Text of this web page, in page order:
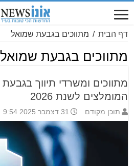
דף הבית / מתווכים בגבעת שמואל
מתווכים בגבעת שמואל
מתווכים ומשרדי תיווך
המומלצים לשנת 2026
תוכן מקודם 31 דצמבר 2025 9:54